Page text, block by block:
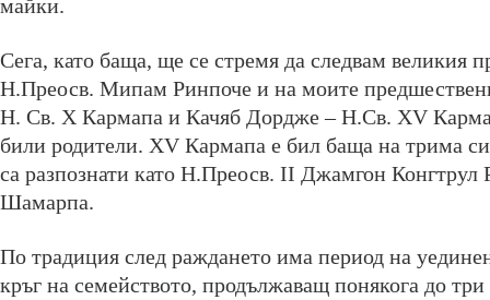
майки.
Сега, като баща, ще се стремя да следвам великия
Н.Преосв. Мипам Ринпоче и на моите
Н. Св. X Кармапа и Качяб Дордже – Н.Св. XV
били родители. XV Кармапа е бил баща на трима
са разпознати като Н.Преосв. II Джамгон
Шамарпа.
По традиция след раждането има период на
кръг на семейството, продължаващ понякога до